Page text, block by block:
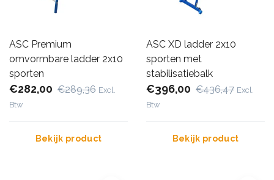
ASC Premium
omvormbare ladder 2x10
sporten
€282,00 €289,36 Excl.
Btw
Bekijk product
ASC XD ladder 2x10
sporten met
stabilisatiebalk
€396,00 €436,47 Excl.
Btw
Bekijk product